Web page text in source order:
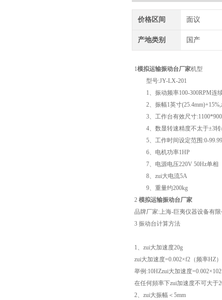
价格区间 面议
产地类别 国产
1模拟运输振动台厂家机型
型号:JY-LX-201
1、振动频率100-300RPM连
2、振幅1英寸
3、工作台有效尺寸
4、数显转速精度不太于±3转
5、工作时间设定范围:0-
6、电机功率1HP
7、电源电压220V 50Hz单相
8、zui大电流5A
9、重量约200kg
2 模拟运输振动台厂家
品牌厂家:上海-巨夷仪器设备有
3 振动台计算方法
1、zui大加速度20g
zui大加速度=0.002×f2（频率HZ
举例:10HZzui大加速度
在任何頻率下zui加速度不可大于
2、zui大振幅＜5mm